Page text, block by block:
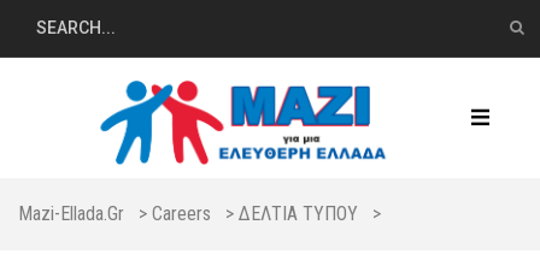
Mazi-Ellada.gr > Careers > ΔΕΛΤΙΑ ΤΥΠΟΥ >